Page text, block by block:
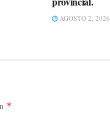
AGOSTO 2, 2026
*